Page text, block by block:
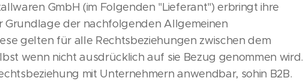
GmbH (im Folgenden "Lieferant") erbringt ihre
Grundlage der nachfolgenden Allgemeinen
gelten für alle Rechtsbeziehungen zwischen dem
wenn nicht ausdrücklich auf sie Bezug genommen wird.
mit Unternehmern anwendbar, sohin B2B.